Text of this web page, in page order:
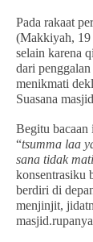
Pada rakaat
(Makkiyah, 19
selain karena
dari
menikmati
Suasana
Begitu bacaan
“tsumma laa
sana tidak
konsentrasiku
berdiri di
menjinjit,